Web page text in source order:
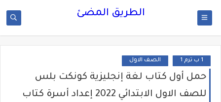
الطريق المضئ
1 ب ترم 1 الصف الاول
حمل أول كتاب لغة إنجليزية كونكت بلس
للصف الاول الابتدائي 2022 إعداد أسرة كتاب